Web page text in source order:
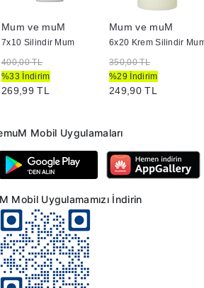
Mum ve muM
7x10 Silindir Mum
400,00 TL
%33 İndirim
269,99 TL
Mum ve muM
6x20 Krem Silindir
350,00 TL
%29 İndirim
249,90 TL
Mobil Uygulamaları
Mobil Uygulamamızı İndirin